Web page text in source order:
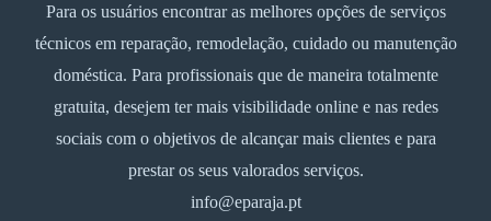
Para os usuários encontrar as melhores opções de serviços
técnicos em reparação, remodelação, cuidado ou manutenção
doméstica. Para profissionais que de maneira totalmente
gratuita, desejem ter mais visibilidade online e nas redes
sociais com o objetivos de alcançar mais clientes e para
prestar os seus valorados serviços.
info@eparaja.pt